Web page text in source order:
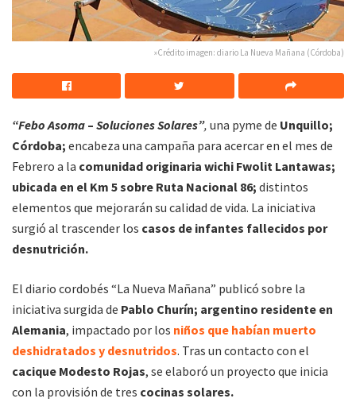
»Crédito imagen: diario La Nueva Mañana (Córdoba)
“Febo Asoma – Soluciones Solares”, una pyme de Unquillo;
Córdoba; encabeza una campaña para acercar en el mes de
Febrero a la comunidad originaria wichi Fwolit Lantawas;
ubicada en el Km 5 sobre Ruta Nacional 86; distintos
elementos que mejorarán su calidad de vida. La iniciativa
surgió al trascender los casos de infantes fallecidos por
desnutrición.
El diario cordobés “La Nueva Mañana” publicó sobre la
iniciativa surgida de Pablo Churín; argentino residente en
Alemania, impactado por los niños que habían muerto
deshidratados y desnutridos. Tras un contacto con el
cacique Modesto Rojas, se elaboró un proyecto que inicia
con la provisión de tres cocinas solares.